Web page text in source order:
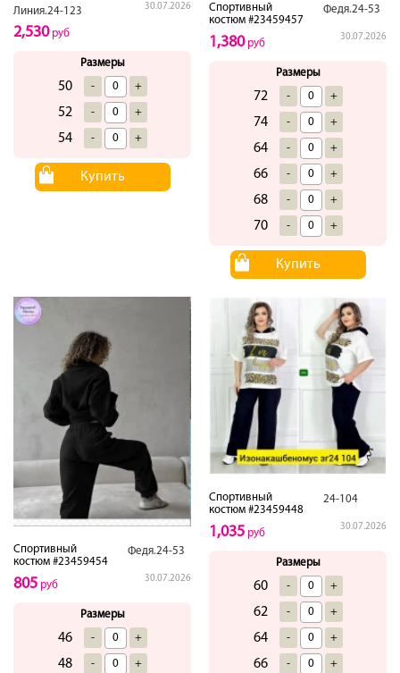
Линия.24-123
30.07.2026
2,530руб
Размеры
50 - +
52 - +
54 - +
Купить
Спортивный
костюм #23459457
Федя.24-53
30.07.2026
1,380руб
Размеры
72 - +
74 - +
64 - +
66 - +
68 - +
70 - +
Купить
Спортивный
костюм #23459454
Федя.24-53
30.07.2026
805 руб
Размеры
46 - +
48 - +
Спортивный
костюм #23459448
24-104
30.07.2026
1,035 руб
Размеры
60 - +
62 - +
64 - +
66 - +